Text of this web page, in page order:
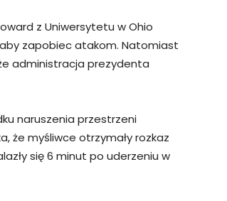
z Uniwersytetu w Ohio
aby zapobiec atakom. Natomiast
administracja prezydenta
naruszenia przestrzeni
że myśliwce otrzymały rozkaz
się 6 minut po uderzeniu w